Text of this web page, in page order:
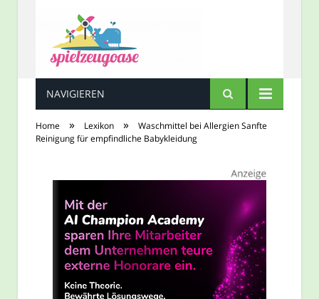
Spielzeugoase
NAVIGIEREN
Home » Lexikon »
Waschmittel bei Allergien Sanfte
Reinigung für empfindliche Babykleidung